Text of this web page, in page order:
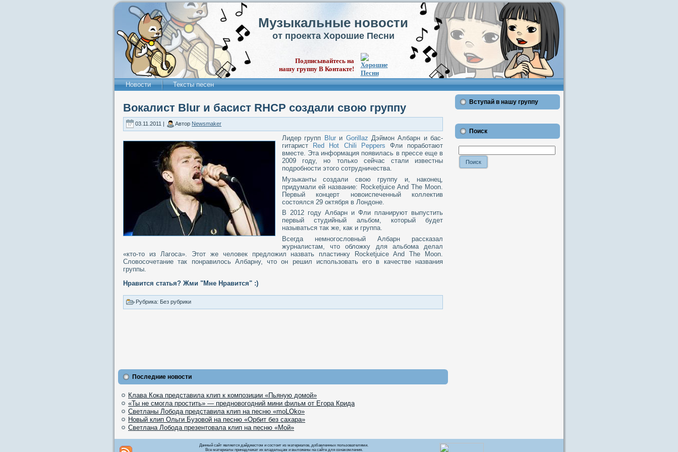
Музыкальные новости
от проекта Хорошие Песни
Подписывайтесь на
нашу группу В Контакте!
Новости Тексты песен
Вокалист Blur и басист RHCP создали свою группу
03.11.2011 | Автор Newsmaker
Лидер групп Blurи Gorillaz Дэймон Албарн и бас-
гитарист
Red Hot Chili Peppers Фли поработают
вместе. Эта информация появилась в прессе еще в
2009 году, но только сейчас стали известны
подробности этого сотрудничества.
Музыканты создали свою группу и, наконец,
придумали ей название: Rocketjuice And The Moon.
Первый концерт новоиспеченный коллектив
состоялся 29 октября в Лондоне.
В 2012 году Албарн и Фли планируют выпустить
первый студийный альбом, который будет
называться так же, как и группа.
Всегда немногословный Албарн рассказал
журналистам, что обложку для альбома делал
«кто-то из Лагоса». Этот же человек предложил назвать пластинку Rocketjuice And The Moon.
Словосочетание так понравилось Албарну, что он решил использовать его в качестве названия
группы.
Нравится статья? Жми "Мне Нравится" :)
Рубрика: Без рубрики
Последние новости
Клава Кока представила клип к композиции «Пьяную домой»
«Ты не смогла простить» — предновогодний мини фильм от Егора Крида
Светланы Лобода представила клип на песню «moLOko»
Новый клип Ольги Бузовой на песню «Орбит без сахара»
Светлана Лобода презентовала клип на песню «Мой»
Вступай в нашу группу
Поиск
Данный сайт является дайджестом и состоит из материалов, добавленных пользователями.
Все материалы принадлежат их владельцам и выложены на сайте для ознакомления.